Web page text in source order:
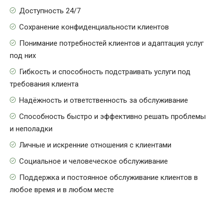
Доступность 24/7
Сохранение конфиденциальности клиентов
Понимание потребностей клиентов и адаптация услуг
под них
Гибкость и способность подстраивать услуги под
требования клиента
Надёжность и ответственность за обслуживание
Способность быстро и эффективно решать проблемы
и неполадки
Личные и искренние отношения с клиентами
Социальное и человеческое обслуживание
Поддержка и постоянное обслуживание клиентов в
любое время и в любом месте